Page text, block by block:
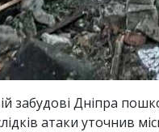
забудові Дніпра
атаки уточнив